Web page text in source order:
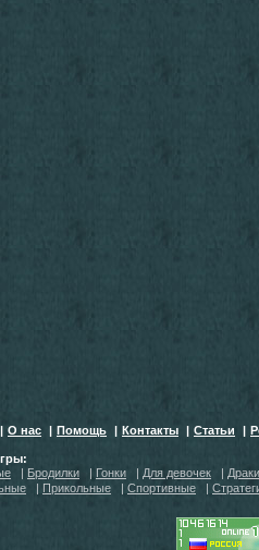
| О нас | Помощь | Контакты | Статьи |
| Бродилки | Гонки | Для девочек | Драки
| Прикольные | Спортивные |